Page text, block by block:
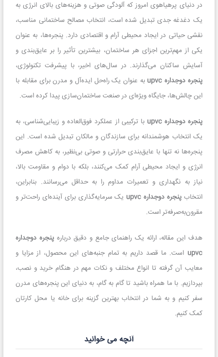
در دنیای پرهیاهوی امروز که آلودگی صوتی و هزینه‌های بالای انرژی به
یک دغدغه جدی تبدیل شده است، انتخاب مصالح ساختمانی مناسب،
نقشی حیاتی در ایجاد محیطی آرام و اقتصادی دارد. پنجره‌ها، به عنوان
یکی از مهم‌ترین اجزای هر ساختمان، بیشترین تأثیر را بر عایق‌بندی و
آسایش ساکنان می‌گذارند. در سال‌های اخیر، با پیشرفت تکنولوژی،
پنجره دوجداره upvc
به عنوان یک راه‌حل ایده‌آل و مدرن برای مقابله با
این چالش‌ها، جایگاه ویژه‌ای در صنعت ساختمان‌سازی پیدا کرده است.
پنجره دوجداره upvc
با ترکیبی از عملکرد فوق‌العاده و زیبایی‌شناسی، به
یک انتخاب هوشمندانه برای سازندگان و مالکان تبدیل شده است. این
پنجره‌ها نه تنها با عایق‌بندی حرارتی و صوتی بی‌نظیر، به کاهش مصرف
انرژی و ایجاد محیطی آرام کمک می‌کنند، بلکه با دوام و مقاومت بالا،
نیاز به نگهداری و تعمیرات مداوم را به حداقل می‌رسانند. بنابراین،
انتخابپنجره دوجداره upvc
یک سرمایه‌گذاری برای آینده‌ای راحت‌تر و
مقرون‌به‌صرفه‌تر است.
هدف این مقاله، ارائه یک راهنمای جامع و دقیق درباره پنجره دوجداره
upvc است. ما قصد داریم به تمام جنبه‌های این محصول، از مزایا و
معایب آن گرفته تا انواع مختلف و نکات مهم در هنگام خرید و نصب،
بپردازیم. با ما همراه باشید تا گام به گام، به دنیای این پنجره‌های مدرن
سفر کنیم و به شما در انتخاب بهترین گزینه برای خانه یا محل کارتان
کمک کنیم.
آنچه می خوانید